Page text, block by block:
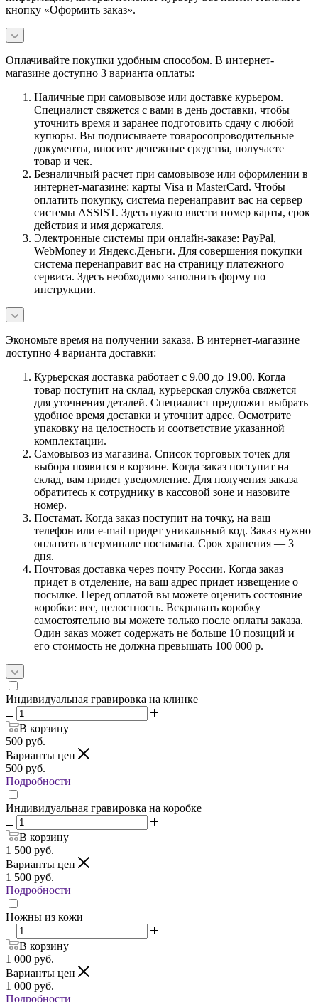
кнопку «Оформить заказ».
Оплачивайте покупки удобным способом. В интернет-
магазине доступно 3 варианта оплаты:
Наличные при самовывозе или доставке курьером.
Специалист свяжется с вами в день доставки, чтобы
уточнить время и заранее подготовить сдачу с любой
купюры. Вы подписываете товаросопроводительные
документы, вносите денежные средства, получаете
товар и чек.
Безналичный расчет при самовывозе или оформлении в
интернет-магазине: карты Visa и MasterCard. Чтобы
оплатить покупку, система перенаправит вас на сервер
системы ASSIST. Здесь нужно ввести номер карты, срок
действия и имя держателя.
Электронные системы при онлайн-заказе: PayPal,
WebMoney и Яндекс.Деньги. Для совершения покупки
система перенаправит вас на страницу платежного
сервиса. Здесь необходимо заполнить форму по
инструкции.
Экономьте время на получении заказа. В интернет-магазине
доступно 4 варианта доставки:
Курьерская доставка работает с 9.00 до 19.00. Когда
товар поступит на склад, курьерская служба свяжется
для уточнения деталей. Специалист предложит выбрать
удобное время доставки и уточнит адрес. Осмотрите
упаковку на целостность и соответствие указанной
комплектации.
Самовывоз из магазина. Список торговых точек для
выбора появится в корзине. Когда заказ поступит на
склад, вам придет уведомление. Для получения заказа
обратитесь к сотруднику в кассовой зоне и назовите
номер.
Постамат. Когда заказ поступит на точку, на ваш
телефон или e-mail придет уникальный код. Заказ нужно
оплатить в терминале постамата. Срок хранения — 3
дня.
Почтовая доставка через почту России. Когда заказ
придет в отделение, на ваш адрес придет извещение о
посылке. Перед оплатой вы можете оценить состояние
коробки: вес, целостность. Вскрывать коробку
самостоятельно вы можете только после оплаты заказа.
Один заказ может содержать не больше 10 позиций и
его стоимость не должна превышать 100 000 р.
Индивидуальная гравировка на клинке
В корзину
500 руб.
Варианты цен
500 руб.
Подробности
Индивидуальная гравировка на коробке
В корзину
1 500 руб.
Варианты цен
1 500 руб.
Подробности
Ножны из кожи
В корзину
1 000 руб.
Варианты цен
1 000 руб.
Подробности